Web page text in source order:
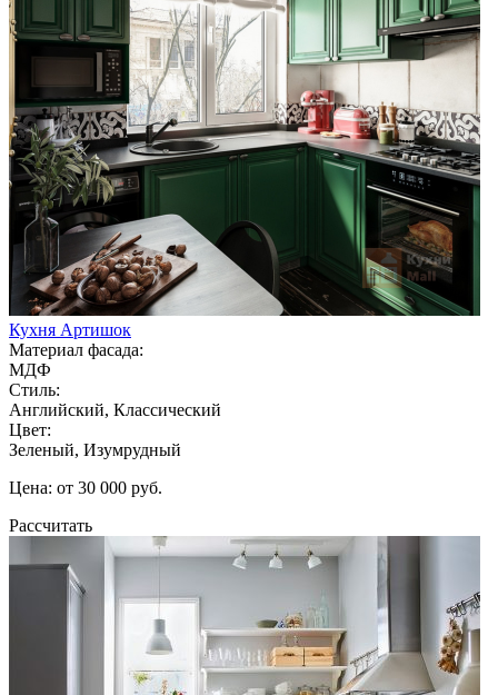
Кухня Артишок
Материал фасада:
МДФ
Стиль:
Английский, Классический
Цвет:
Зеленый, Изумрудный
Цена: от 30 000 руб.
Рассчитать